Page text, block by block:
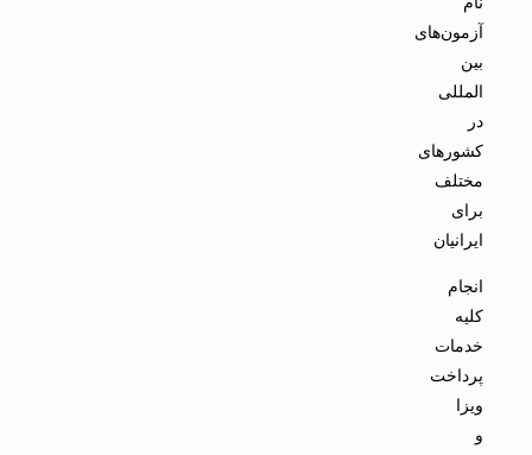
آزمون‌های
بین
المللی
در
کشورهای
مختلف
برای
ایرانیان
انجام
کلیه
خدمات
پرداخت
ویزا
و